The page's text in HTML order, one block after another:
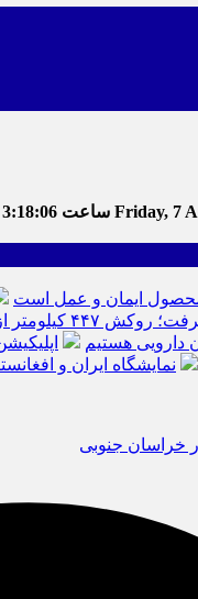
Friday, 7 ساعت 3:18:07
محصول ایمان و عمل است
محورهای خراسان جنوبی
دارویی هستیم
نمایشگاه ایران و